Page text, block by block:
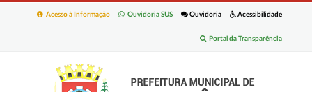
Acessibilidade
Ouvidoria
Ouvidoria SUS
Acesso à Informação
Portal da Transparência